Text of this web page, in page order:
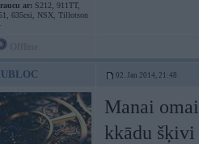
ar: S212, 911TT,
635csi, NSX, Tillotson
02. Jan 2014, 21:48
Manai
kkādu